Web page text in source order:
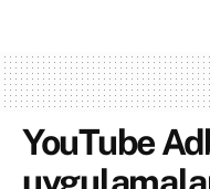
YouTube